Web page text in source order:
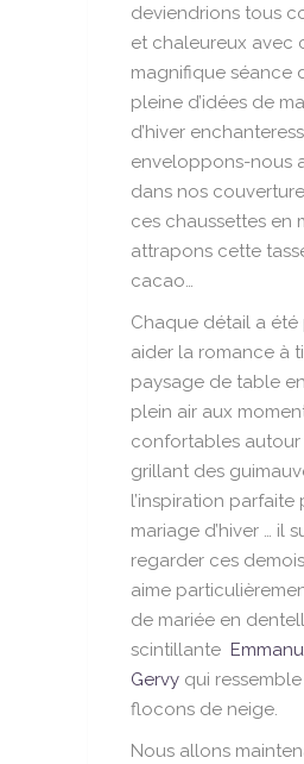
deviendrions tous
et chaleureux avec
magnifique séance
pleine d’idées de
d’hiver
enveloppons-nous
dans nos
ces chaussettes en
attrapons cette
cacao…
Chaque détail a
aider la romance à
paysage de table
plein air aux
confortables
grillant des
l’inspiration parfaite
mariage d’hiver … il
regarder ces
aime
de mariée en
scintillante
Gervy qui
flocons de neige.
Nous allons